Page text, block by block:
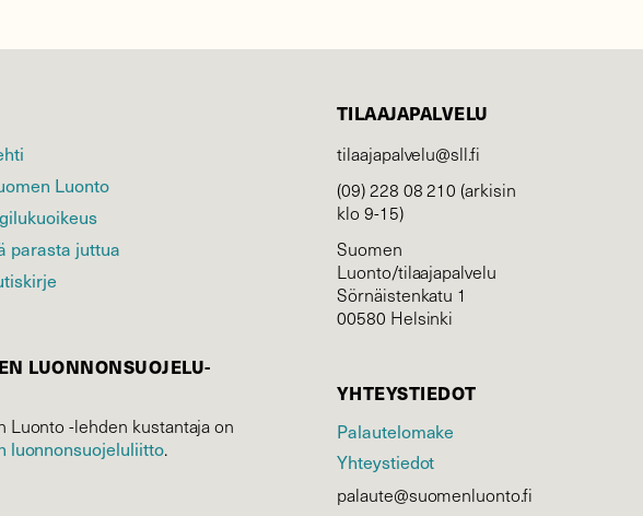
Luonto
parasta juttua
LUONNON­SUOJELU­
Luonto -lehden kustantaja on
luonnonsuojelu­liitto.
TILAAJAPALVELU
tilaajapalvelu@sll.fi
(09) 228 08 210 (arkisin
klo 9-15)
Suomen
Luonto/tilaajapalvelu
Sörnäistenkatu 1
00580 Helsinki
YHTEYSTIEDOT
Palautelomake
Yhteystiedot
palaute@suomenluonto.fi